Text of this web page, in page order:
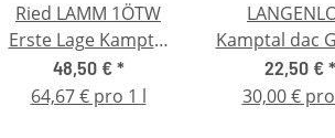
Ried LAMM 1ÖTW
Erste Lage Kamptal
Dac Grüner Veltliner,
Schloss Gobelsburg
48,50 €*
64,67 € pro 1 l
Kamptal dac
Veltliner
22,50 €*
30,00 €